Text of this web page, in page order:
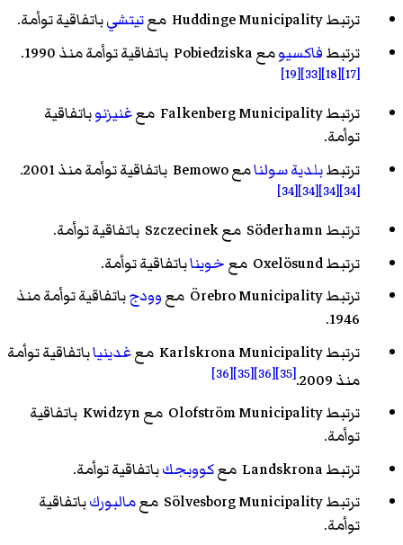
ترتبط Huddinge Municipality مع تيتشيباتفاقية توأمة.
ترتبطفاكسيومع Pobiedziska باتفاقية توأمة منذ 1990.
[17]
[18]
[33]
[19]
ترتبط Falkenberg Municipality مع غنيزنوباتفاقية
توأمة.
ترتبطبلدية سولنامع Bemowo باتفاقية توأمة منذ 2001.
[34]
[34]
[34]
[34]
ترتبط Söderhamn مع Szczecinek باتفاقية توأمة.
ترتبط Oxelösund مع
خويناباتفاقية توأمة.
ترتبط Örebro Municipality مع
وودجباتفاقية توأمة منذ
1946.
ترتبط Karlskrona Municipality مع
غدينياباتفاقية توأمة
منذ 2009.
[35]
[36]
[35]
[36]
ترتبط Olofström Municipality مع Kwidzyn باتفاقية
توأمة.
ترتبط Landskrona مع
كووبجكباتفاقية توأمة.
ترتبط Sölvesborg Municipality مع
مالبوركباتفاقية
توأمة.